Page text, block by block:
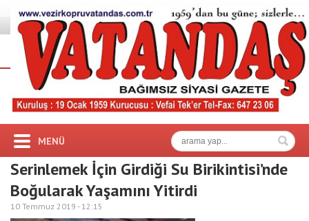
MENÜ
Serinlemek İçin Girdiği Su Birikintisi’nde
Boğularak Yaşamını Yitirdi
10 Temmuz 2019 - 12:15